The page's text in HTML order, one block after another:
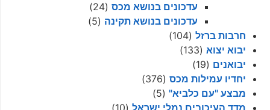
עדכונים בנושא מכס (24)
עדכונים בנושא תקינה (5)
חרבות ברזל (104)
יבוא יצוא (133)
יבואנים (19)
יחדיו עמילות מכס (376)
מבצע "עם כלביא" (5)